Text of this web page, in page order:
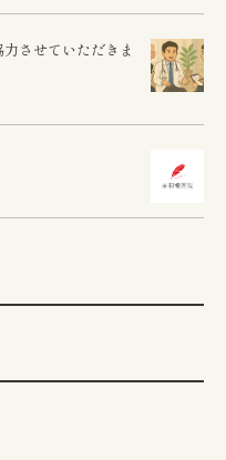
させていただきま